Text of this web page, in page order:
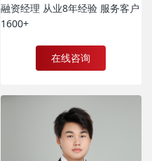
融资经理 从业8年经验 服务客户
1600+
在线咨询